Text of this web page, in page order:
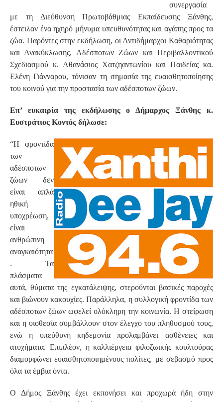
συνεργασία
με τη Διεύθυνση Πρωτοβάθμιας Εκπαίδευσης Ξάνθης,
έστειλαν ένα ηχηρό μήνυμα υπευθυνότητας και αγάπης προς τα
ζώα. Παρόντες στην εκδήλωση, οι Αντιδήμαρχοι Καθαριότητας
και Ανακύκλωσης, Αδέσποτων Ζώων και Περιβαλλοντικού
Σχεδιασμού κ. Αθανάσιος Χατζηαντωνίου και Παιδείας κα.
Ελένη Γιάνναρου, τόνισαν τη σημασία της ευαισθητοποίησης
του κοινού για την προστασία των αδέσποτων ζώων.
Επ’ ευκαιρία της εκδήλωσης ο Δήμαρχος Ξάνθης κ.
Ευστράτιος Κοντός δήλωσε:
“Η φροντίδα
των
αδέσποτων
ζώων δεν
είναι απλά
ηθική
υποχρέωση,
είναι
ανθρώπινη
αναγκαιότητα
. Τα
πλάσματα
αυτά, θύματα της εγκατάλειψης, στερούνται βασικές παροχές
και βιώνουν κακουχίες. Παράλληλα, η συλλογική φροντίδα των
αδέσποτων ζώων ωφελεί ολόκληρη την κοινωνία. Η στείρωση
και η υιοθεσία συμβάλλουν στον έλεγχο του πληθυσμού τους,
ενώ η υπεύθυνη κηδεμονία προλαμβάνει ασθένειες και
ατυχήματα. Επιπλέον, η καλλιέργεια φιλοζωικής κουλτούρας
διαμορφώνει ευαισθητοποιημένους πολίτες, με σεβασμό προς
όλα τα έμβια όντα.
Ο Δήμος Ξάνθης έχει εκπονήσει και προχωρά ήδη στην